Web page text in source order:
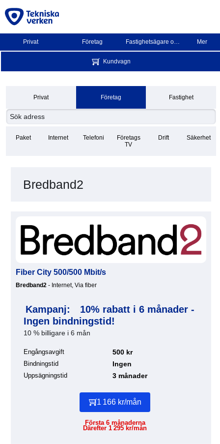
Privat Företag Fastighetsägare och BRF Mer
Kundvagn
Privat Företag Fastighet
Paket Internet Telefoni
Företags
TV
Drift Säkerhet
Bredband2
Fiber City 500/500 Mbit/s
Bredband2 - Internet, Via fiber
Kampanj:
10% rabatt i 6 månader -
Ingen bindningstid!
10 % billigare i 6 mån
Engångsavgift 500 kr
Bindningstid Ingen
Uppsägningstid 3 månader
1 166 kr/mån
Första 6 månaderna
Därefter 1 295 kr/mån